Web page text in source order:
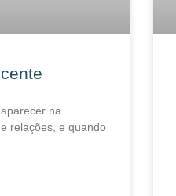
na
relações, e quando